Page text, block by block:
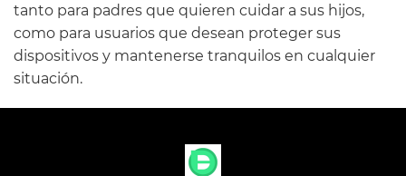
tanto para padres que quieren cuidar a sus hijos,
como para usuarios que desean proteger sus
dispositivos y mantenerse tranquilos en cualquier
situación.